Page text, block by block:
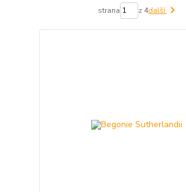
strana z 4další